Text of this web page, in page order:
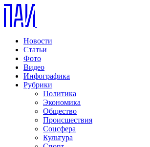
Новости
Статьи
Фото
Видео
Инфографика
Рубрики
Политика
Экономика
Общество
Происшествия
Соцсфера
Культура